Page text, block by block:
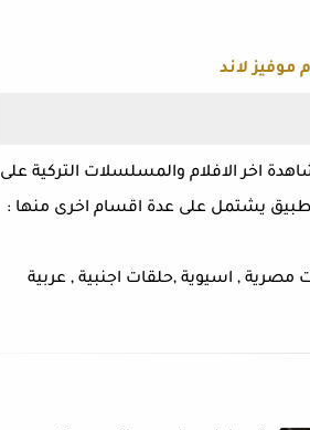
موفيز لاند
اخر الافلام والمسلسلات التركية على
يشتمل على عدة اقسام اخرى منها :
, اسيوية ,حلقات اجنبية , عربية